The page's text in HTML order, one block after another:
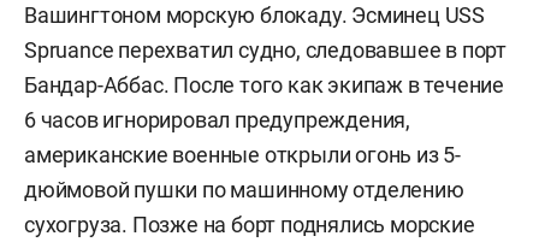
Вашингтоном морскую блокаду. Эсминец USS
Spruance перехватил судно, следовавшее в порт
Бандар-Аббас. После того как экипаж в течение
6 часов игнорировал предупреждения,
американские военные открыли огонь из 5-
дюймовой пушки по машинному отделению
сухогруза. Позже на борт поднялись морские